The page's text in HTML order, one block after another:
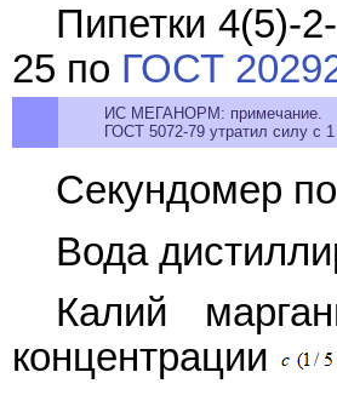
Пипетки 4(5)-
25 по ГОСТ
ИС МЕГАНОРМ: примечание.
ГОСТ 5072-79 утратил силу с
Секундомер
Вода
Калий
концентрации